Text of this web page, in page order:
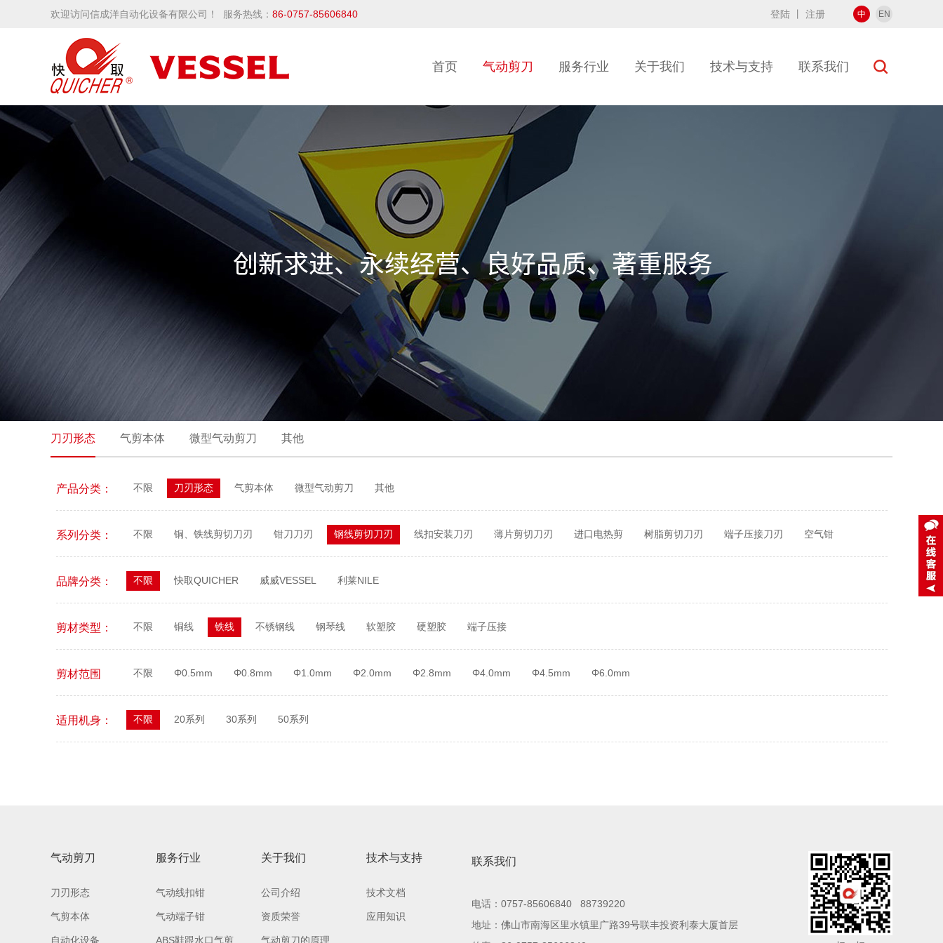
欢迎访问信成洋自动化设备有限公司！ 服务热线： 86-0757-85606840 中 EN
登陆 注册
首页 气动剪刀 服务行业 关于我们 技术与支持 联系我们
刀刃形态 气剪本体 微型气动剪刀 其他
产品分类： 不限 刀刃形态 气剪本体 微型气动剪刀 其他
系列分类： 不限 铜、铁线剪切刀刃 钳刀刀刃 钢线剪切刀刃 线扣安装刀刃 薄片剪切刀刃 进口电热剪 树脂剪切刀刃 端子压接刀刃 空气钳
品牌分类： 不限 快取QUICHER 威威VESSEL 利莱NILE
剪材类型： 不限 铜线 铁线 不锈钢线 钢琴线 软塑胶 硬塑胶 端子压接
剪材范围 不限 Φ0.5mm Φ0.8mm Φ1.0mm Φ2.0mm Φ2.8mm Φ4.0mm Φ4.5mm Φ6.0mm
适用机身： 不限 20系列 30系列 50系列
气动剪刀
刀刃形态
气剪本体
自动化设备
服务行业
气动线扣钳
气动端子钳
ABS鞋跟水口气剪
关于我们
公司介绍
资质荣誉
气动剪刀的原理
技术与支持
技术文档
应用知识
联系我们
电话：0757-85606840 88739220
地址：佛山市南海区里水镇里广路39号联丰投资利泰大厦首层